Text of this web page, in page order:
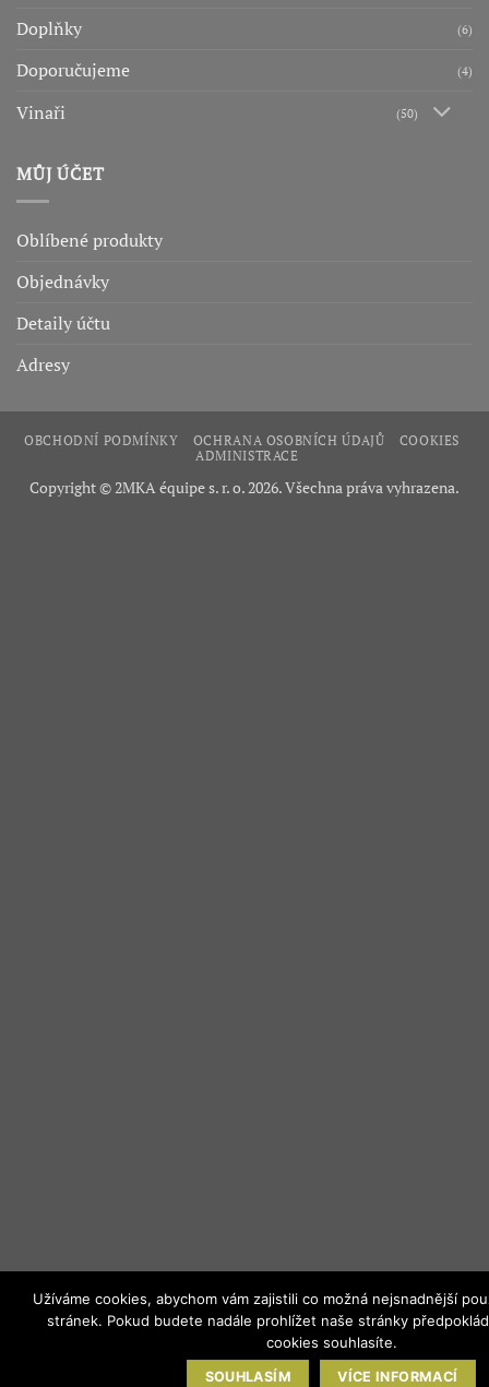
Doplňky (6)
Doporučujeme (4)
Vinaři (50)
MŮJ ÚČET
Oblíbené produkty
Objednávky
Detaily účtu
Adresy
OBCHODNÍ PODMÍNKY OCHRANA OSOBNÍCH ÚDAJŮ
COOKIES
ADMINISTRACE
Copyright © 2MKA équipe s. r. o. 2026. Všechna práva vyhrazena.
Užíváme cookies, abychom vám zajistili co možná nejsnadnější
stránek. Pokud budete nadále prohlížet naše stránky
cookies souhlasíte.
SOUHLASÍM VÍCE INFORMACÍ